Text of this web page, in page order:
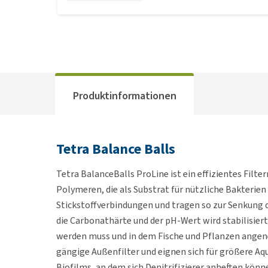
Produktinformationen
Tetra Balance Balls
Tetra BalanceBalls ProLine ist ein effizientes
Polymeren, die als Substrat für nützliche
Stickstoffverbindungen und tragen so zur
die Carbonathärte und der pH-Wert wird
werden muss und in dem Fische und Pflanzen
gängige Außenfilter und eignen sich für größere